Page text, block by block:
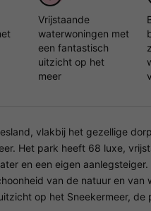
Vrijstaande
waterwoningen met
een fantastisch
uitzicht op het
meer
vlakbij het gezellige
Het park heeft 68 luxe,
en een eigen aanlegsteiger.
van de natuur en van
op het Sneekermeer, de